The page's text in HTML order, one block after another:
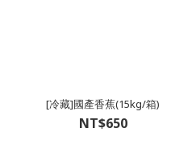
[冷藏]國產香蕉(15kg/箱)
NT$650